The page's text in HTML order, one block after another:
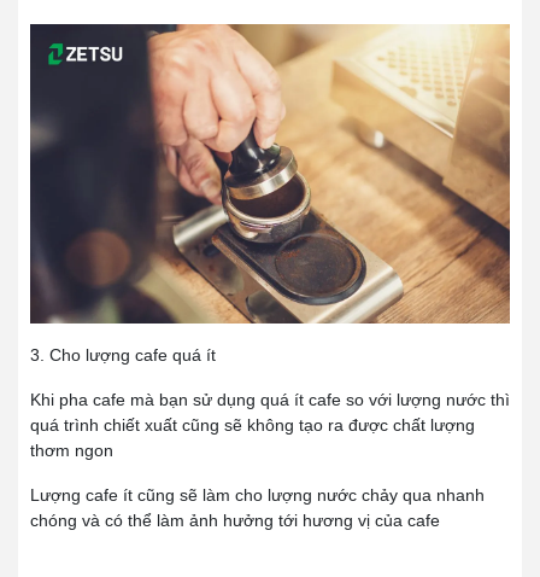
3. Cho lượng cafe quá ít
Khi pha cafe mà bạn sử dụng quá ít cafe so với lượng nước thì
quá trình chiết xuất cũng sẽ không tạo ra được chất lượng
thơm ngon
Lượng cafe ít cũng sẽ làm cho lượng nước chảy qua nhanh
chóng và có thể làm ảnh hưởng tới hương vị của cafe